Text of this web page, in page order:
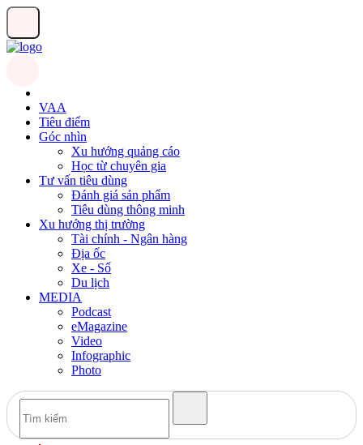
VAA
Tiêu điểm
Góc nhìn
Xu hướng quảng cáo
Học từ chuyên gia
Tư vấn tiêu dùng
Đánh giá sản phẩm
Tiêu dùng thông minh
Xu hướng thị trường
Tài chính - Ngân hàng
Địa ốc
Xe - Số
Du lịch
MEDIA
Podcast
eMagazine
Video
Infographic
Photo